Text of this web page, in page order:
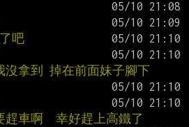
吧
沒拿到 掉在前面妹子腳下
趕車啊  幸好趕上高鐵了